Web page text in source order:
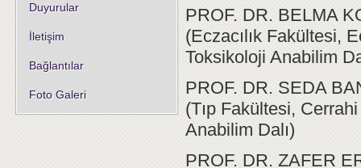
Duyurular
İletişim
Bağlantılar
Foto Galeri
PROF. DR. BELMA
(Eczacılık Fakültesi,
Toksikoloji Anabilim
PROF. DR. SEDA
(Tıp Fakültesi,
Anabilim Dalı)
PROF. DR. ZAFER